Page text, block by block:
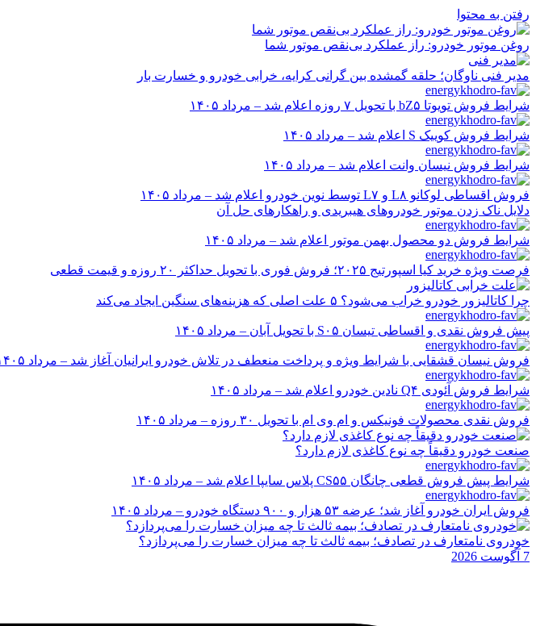
رفتن به محتوا
روغن موتور خودرو: راز عملکرد بی‌نقص موتور شما
مدیر فنی ناوگان؛ حلقه گمشده بین گرانی کرایه، خرابی خودرو و خسارت بار
شرایط فروش تویوتا bZ۵ با تحویل ۷ روزه اعلام شد – مرداد ۱۴۰۵
شرایط فروش کوییک S اعلام شد – مرداد ۱۴۰۵
شرایط فروش نیسان وانت اعلام شد – مرداد ۱۴۰۵
فروش اقساطی لوکانو L۸ و L۷ توسط نوین خودرو اعلام شد – مرداد ۱۴۰۵
دلایل ناک زدن موتور خودروهای هیبریدی و راهکارهای حل آن
شرایط فروش دو محصول بهمن موتور اعلام شد – مرداد ۱۴۰۵
فرصت ویژه خرید کیا اسپورتیج ۲۰۲۵؛ فروش فوری با تحویل حداکثر ۲۰ روزه و قیمت قطعی
چرا کاتالیزور خودرو خراب می‌شود؟ ۵ علت اصلی که هزینه‌های سنگین ایجاد می‌کند
پیش فروش نقدی و اقساطی تیسان S۰۵ با تحویل آبان – مرداد ۱۴۰۵
فروش نیسان قشقایی با شرایط ویژه و پرداخت منعطف در تلاش خودرو ایرانیان آغاز شد – مرداد ۱۴۰۵
شرایط فروش آئودی Q۴ نادین خودرو اعلام شد – مرداد ۱۴۰۵
فروش نقدی محصولات فونیکس و ام وی ام با تحویل ۳۰ روزه – مرداد ۱۴۰۵
صنعت خودرو دقیقاً چه نوع کاغذی لازم دارد؟
شرایط پیش فروش قطعی چانگان CS۵۵ پلاس سایپا اعلام شد – مرداد ۱۴۰۵
فروش ایران خودرو آغاز شد؛ عرضه ۵۳ هزار و ۹۰۰ دستگاه خودرو – مرداد ۱۴۰۵
خودروی نامتعارف در تصادف؛ بیمه ثالث تا چه میزان خسارت را می‌پردازد؟
7 آگوست 2026